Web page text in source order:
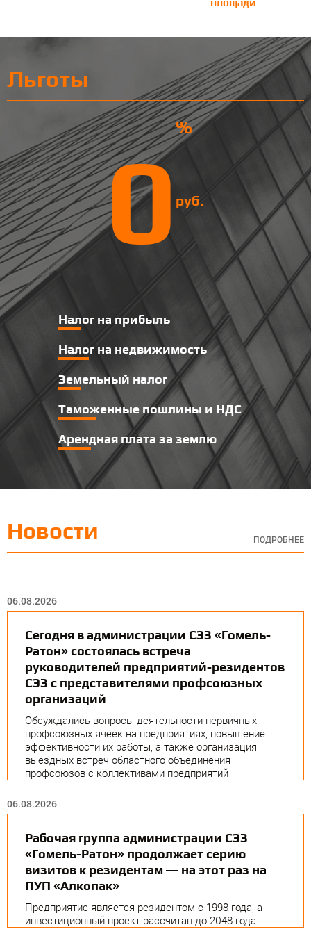
Льготы
0
%
руб.
Налог на прибыль
Налог на недвижимость
Земельный налог
Таможенные пошлины и НДС
Арендная плата за землю
Новости ПОДРОБНЕЕ
06.08.2026
Сегодня в администрации СЭЗ «Гомель-
Ратон» состоялась встреча
руководителей предприятий-резидентов
СЭЗ с представителями профсоюзных
организаций
Обсуждались вопросы деятельности первичных
профсоюзных ячеек на предприятиях, повышение
эффективности их работы, а также организация
выездных встреч областного объединения
профсоюзов с коллективами предприятий
06.08.2026
Рабочая группа администрации СЭЗ
«Гомель-Ратон» продолжает серию
визитов к резидентам — на этот раз на
ПУП «Алкопак»
Предприятие является резидентом с 1998 года, а
инвестиционный проект рассчитан до 2048 года